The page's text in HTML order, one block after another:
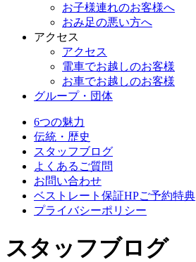
お子様連れのお客様へ
おみ足の悪い方へ
アクセス
アクセス
電車でお越しのお客様
お車でお越しのお客様
グループ・団体
6つの魅力
伝統・歴史
スタッフブログ
よくあるご質問
お問い合わせ
ベストレート保証HPご予約特典
プライバシーポリシー
スタッフブログ